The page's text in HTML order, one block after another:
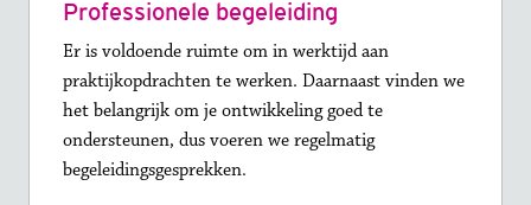
Professionele begeleiding
Er is voldoende ruimte om in werktijd aan
praktijkopdrachten te werken. Daarnaast vinden we
het belangrijk om je ontwikkeling goed te
ondersteunen, dus voeren we regelmatig
begeleidingsgesprekken.